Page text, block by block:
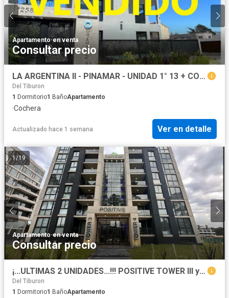
Apartamento·en venta
Consultar precio
LA ARGENTINA II - PINAMAR - UNIDAD 1° 13 + COCHERA CUBIERTA
Del Tiburon
1 Dormitorio1 BañoApartamento
·Cochera
Actualizado hace 1 semana Ver en detalle
1/19
Apartamento·en venta
Consultar precio
¡...ULTIMAS 2 UNIDADES...!!! POSITIVE TOWER III y IV PINAMAR
Del Tiburon
1 Dormitorio1 BañoApartamento